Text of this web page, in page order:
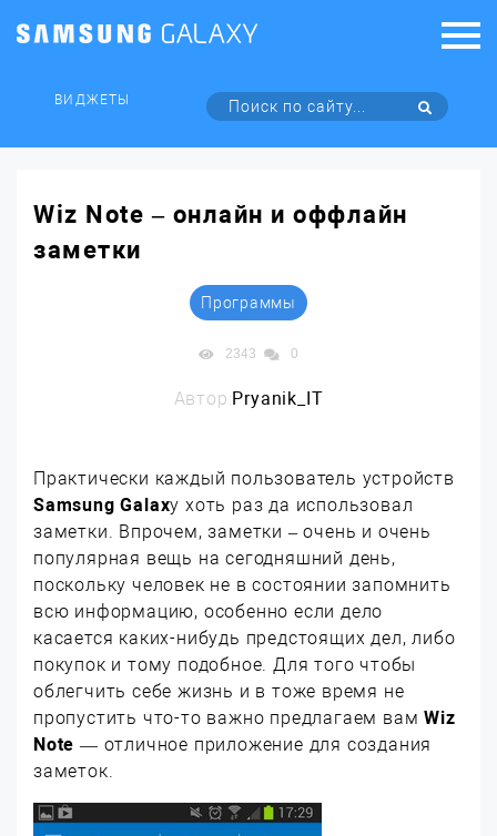
ВИДЖЕТЫ
Wiz Note – онлайн и оффлайн
заметки
Программы
2343 0
Автор:Pryanik_IT
Практически каждый пользователь устройств
Samsung Galaxy хоть раз да использовал
заметки. Впрочем, заметки – очень и очень
популярная вещь на сегодняшний день,
поскольку человек не в состоянии запомнить
всю информацию, особенно если дело
касается каких-нибудь предстоящих дел, либо
покупок и тому подобное. Для того чтобы
облегчить себе жизнь и в тоже время не
пропустить что-то важно предлагаем вамWiz
Note — отличное приложение для создания
заметок.